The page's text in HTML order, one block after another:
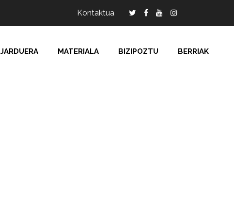
Kontaktua
JARDUERA MATERIALA BIZIPOZTU BERRIAK